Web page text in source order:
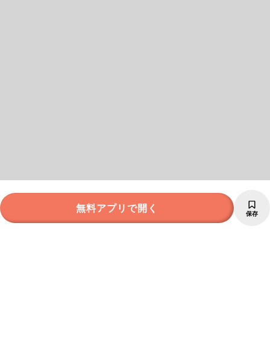
無料アプリで開く 保存